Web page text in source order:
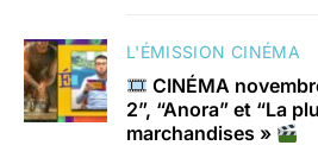
L'ÉMISSION CINÉMA
CINÉMA
2”, “Anora” et “La
marchandises »